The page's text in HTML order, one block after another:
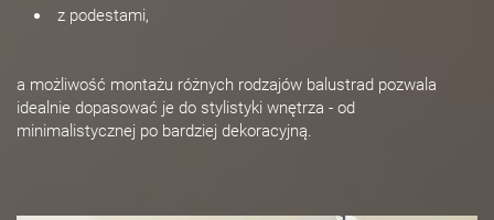
z podestami,
a możliwość montażu różnych rodzajów balustrad pozwala
idealnie dopasować je do stylistyki wnętrza - od
minimalistycznej po bardziej dekoracyjną.